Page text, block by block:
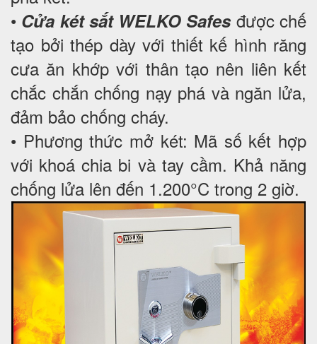
• Cửa két sắt WELKO Safesđược chế
tạo bởi thép dày với thiết kế hình răng
cưa ăn khớp với thân tạo nên liên kết
chắc chắn chống nạy phá và ngăn lửa,
đảm bảo chống cháy.
• Phương thức mở két: Mã số kết hợp
với khoá chia bi và tay cầm. Khả năng
chống lửa lên đến 1.200°C trong 2 giờ.